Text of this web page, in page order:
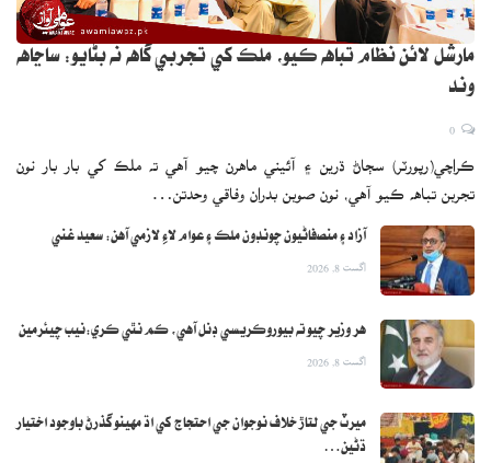
کي آگاهه ڪيو ويو آهي. سنڌ بلڊنگ ڪنٽرول اٿارٽي پاران جاري ڪيل
نوٽيس ۾ ڄاڻايل غير قانوني اسڪيمن ۾ دي گرينس، متين ڪامپليڪس،
جي بغير ھلي رھيون آھن.
سي جي بنا ھونديون آھن انھن اسڪيمن ۾ ھاءِ ڪورٽ جي حڪم موجب
ڪنھن به صورت ۾ ڪمرشل ڪنيڪشن ناھي ڏنو ويندو. ياد رھي ته گيس،
اٿارٽي جي اين او سي لازمي ھوندي آھي ۽ بغير ايس بي سي اي اپرووڊ ڪو
به ھائوسنگ پروجيڪٽ عام شھرين جي مال تي ڌاڙو ۽ قانون موجب فراڊ
اسڪيمون جيڪي ظاھر ٿين پيون اھي مبينا طور اڳوڻي سسٽم جو نتيجو
مارشل لائن نظام تباهه ڪيو، ملڪ کي تجربي گاهه نه بڻايو: ساڃاهه
وند
ڪراچي(رپورٽر) سڄاڻ ڌرين ۽ آئيني ماهرن چيو آهي ته ملڪ کي بار بار نون
تجربن تباهه ڪيو آهي، نون صوبن بدران وفاقي وحدتن…
آزاد ۽ منصفاڻيون چونڊون ملڪ ۽ عوام لاءِ لازمي آهن: سعيد غني
اگست 8, 2026
هر وزير چيو ته بيوروڪريسي ڊنل آهي، ڪم نٿي ڪري:نيب چيئرمين
اگست 8, 2026
ميرٽ جي لتاڙ خلاف نوجوان جي احتجاج کي اڌ مهينو گذرڻ باوجود اختيار
ڌڻين…